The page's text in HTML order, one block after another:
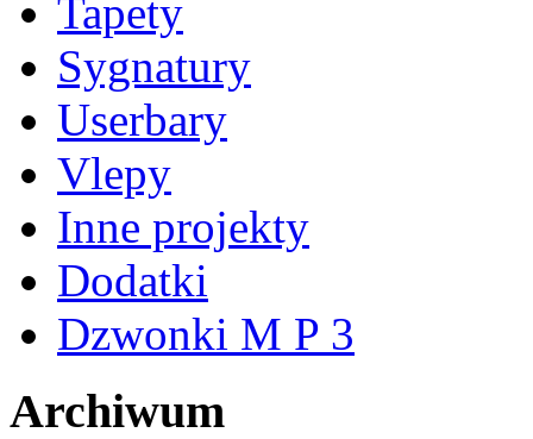
Tapety
Sygnatury
Userbary
Vlepy
Inne projekty
Dodatki
Dzwonki M P 3
Archiwum